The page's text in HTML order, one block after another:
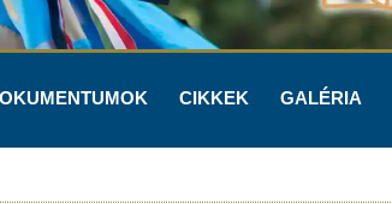
CIKKEK GALÉRIA